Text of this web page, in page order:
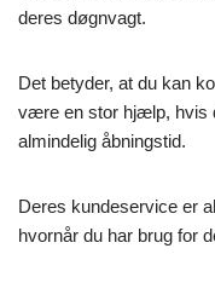
deres døgnvagt.
Det betyder, at du kan
være en stor hjælp, hvis
almindelig åbningstid.
Deres kundeservice er
hvornår du har brug for